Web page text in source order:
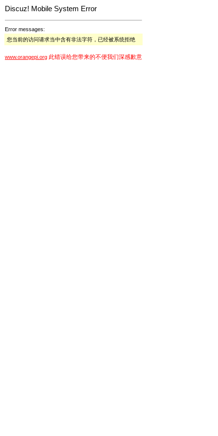
Discuz! Mobile System Error
Error messages:
您当前的访问请求当中含有非法字符，已经被系统拒绝
www.orangepi.org 此错误给您带来的不便我们深感歉意